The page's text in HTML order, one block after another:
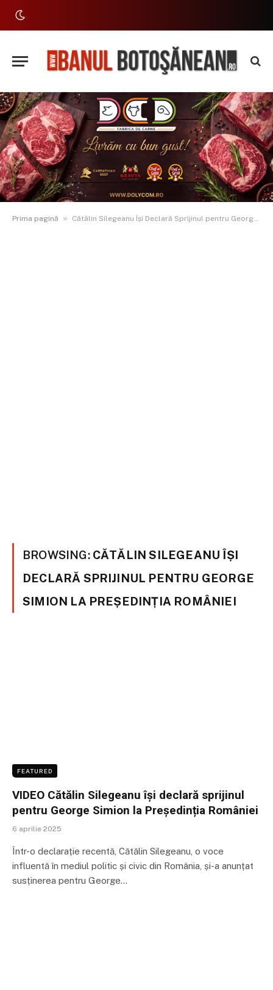
Prima pagină » Cătălin Silegeanu Își Declară Sprijinul pentru George Simion la Președinția României
BROWSING: CĂTĂLIN SILEGEANU ÎȘI
DECLARĂ SPRIJINUL PENTRU GEORGE
SIMION LA PREȘEDINȚIA ROMÂNIEI
FEATURED
VIDEO Cătălin Silegeanu își declară sprijinul
pentru George Simion la Președinția României
6 aprilie 2025
Într-o declarație recentă, Cătălin Silegeanu, o voce
influentă în mediul politic și civic din România, și-a anunțat
susținerea pentru George…